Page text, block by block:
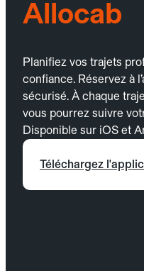
Allocab
Planifiez vos trajets
confiance. Réservez à
sécurisé. À chaque
vous pourrez suivre
Disponible sur iOS et
Téléchargez